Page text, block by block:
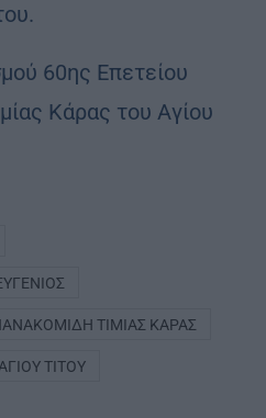
ΤΙΜΊΑΣ ΚΆΡΑΣ
ΤΊΤΟΥ